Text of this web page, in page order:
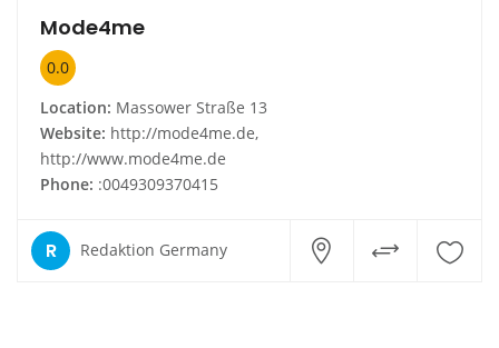
Mode4me
0.0
Location: Massower Straße 13
Website: http://mode4me.de,
http://www.mode4me.de
Phone: :0049309370415
R Redaktion Germany